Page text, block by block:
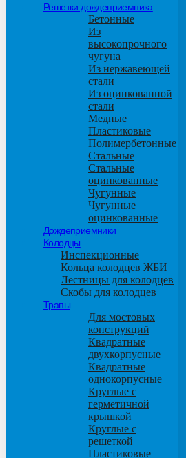
Решетки дождеприемника
Бетонные
Из
высокопрочного
чугуна
Из нержавеющей
стали
Из оцинкованной
стали
Медные
Пластиковые
Полимербетонные
Стальные
Стальные
оцинкованные
Чугунные
Чугунные
оцинкованные
Дождеприемники
Колодцы
Инспекционные
Кольца колодцев ЖБИ
Лестницы для колодцев
Скобы для колодцев
Трапы
Для мостовых
конструкций
Квадратные
двухкорпусные
Квадратные
однокорпусные
Круглые с
герметичной
крышкой
Круглые с
решеткой
Пластиковые